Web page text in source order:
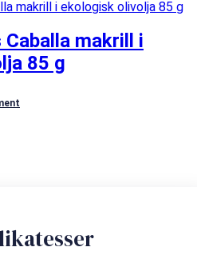
Caballa makrill i
85 g